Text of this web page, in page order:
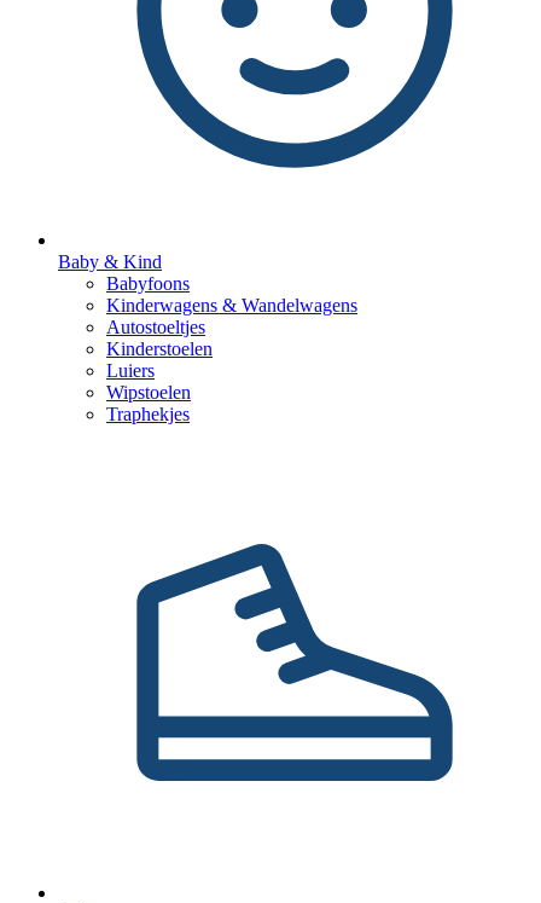
Baby & Kind
Babyfoons
Kinderwagens & Wandelwagens
Autostoeltjes
Kinderstoelen
Luiers
Wipstoelen
Traphekjes